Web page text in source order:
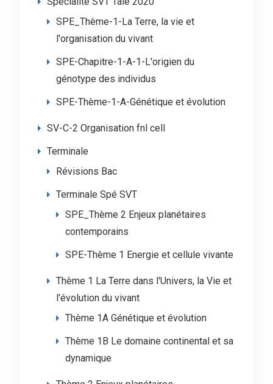
SPE_Thème-1-La Terre, la vie et
l'organisation du vivant
SPE-Chapitre-1-A-1-L'origien du
génotype des individus
SPE-Thème-1-A-Génétique et évolution
SV-C-2 Organisation fnl cell
Terminale
Révisions Bac
Terminale Spé SVT
SPE_Thème 2 Enjeux planétaires
contemporains
SPE-Thème 1 Energie et cellule vivante
Thème 1 La Terre dans l'Univers, la Vie et
l'évolution du vivant
Thème 1A Génétique et évolution
Thème 1B Le domaine continental et sa
dynamique